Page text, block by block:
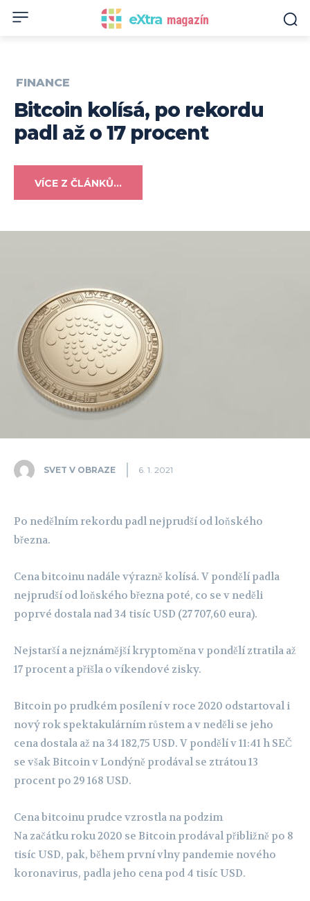
eXtra magazín
FINANCE
Bitcoin kolísá, po rekordu
padl až o 17 procent
VÍCE Z ČLÁNKŮ...
SVET V OBRAZE 6. 1. 2021
Po nedělním rekordu padl nejprudší od loňského
března.
Cena bitcoinu nadále výrazně kolísá. V pondělí padla
nejprudší od loňského března poté, co se v neděli
poprvé dostala nad 34 tisíc USD (27 707,60 eura).
Nejstarší a nejznámější kryptoměna v pondělí ztratila až
17 procent a přišla o víkendové zisky.
Bitcoin po prudkém posílení v roce 2020 odstartoval i
nový rok spektakulárním růstem a v neděli se jeho
cena dostala až na 34 182,75 USD. V pondělí v 11:41 h SEČ
se však Bitcoin v Londýně prodával se ztrátou 13
procent po 29 168 USD.
Cena bitcoinu prudce vzrostla na podzim
Na začátku roku 2020 se Bitcoin prodával přibližně po 8
tisíc USD, pak, během první vlny pandemie nového
koronavirus, padla jeho cena pod 4 tisíc USD.